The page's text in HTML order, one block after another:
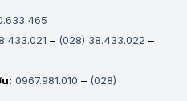
– (028) 38.433.022 –
0967.981.010 – (028)